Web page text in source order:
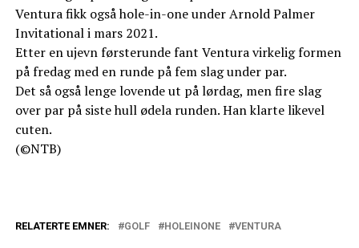
Ventura fikk også hole-in-one under Arnold Palmer
Invitational i mars 2021.
Etter en ujevn førsterunde fant Ventura virkelig formen
på fredag med en runde på fem slag under par.
Det så også lenge lovende ut på lørdag, men fire slag
over par på siste hull ødela runden. Han klarte likevel
cuten.
(©NTB)
RELATERTE EMNER: GOLF HOLEINONE VENTURA